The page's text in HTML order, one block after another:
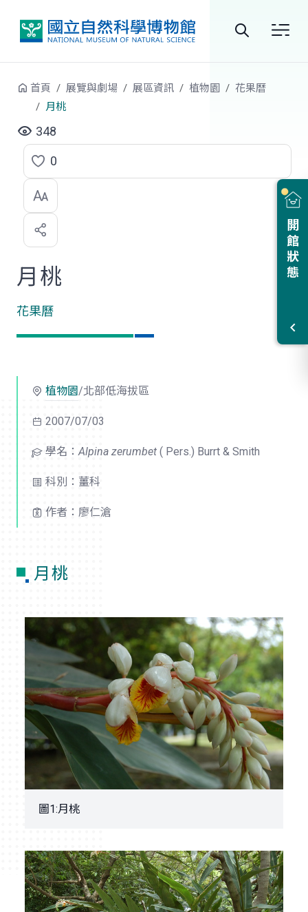
站
開館狀態
首頁 展覽與劇場 展區資訊 植物園
花果曆
月桃
348
點
選
喜
歡
0
月桃
花果曆
植物園/北部低海拔區
2007/07/03
學名：Alpina zerumbet ( Pers.) Burrt & Smith
科別：薑科
作者：廖仁滄
月桃
圖1:月桃